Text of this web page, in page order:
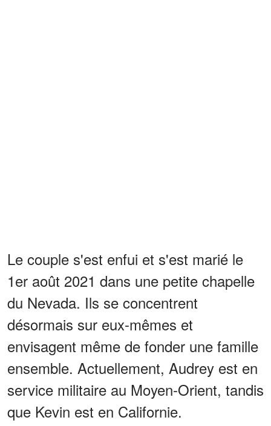
Le couple s'est enfui et s'est marié le
1er août 2021 dans une petite chapelle
du Nevada. Ils se concentrent
désormais sur eux-mêmes et
envisagent même de fonder une famille
ensemble. Actuellement, Audrey est en
service militaire au Moyen-Orient, tandis
que Kevin est en Californie.